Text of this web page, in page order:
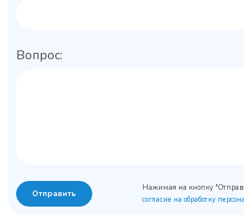
Вопрос:
Отправить
Нажимая на кнопку
согласие на обработку